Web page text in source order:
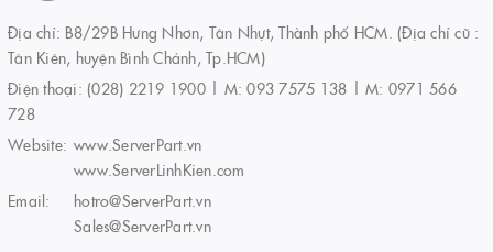
Địa chỉ: B8/29B Hưng Nhơn, Tân Nhựt, Thành phố HCM. (Địa chỉ cũ :
Tân Kiên, huyện Bình Chánh, Tp.HCM)
Điện thoại: (028) 2219 1900 | M: 093 7575 138 | M: 0971 566
728
Website: www.ServerPart.vn
www.ServerLinhKien.com
Email:
hotro@ServerPart.vn
Sales@ServerPart.vn